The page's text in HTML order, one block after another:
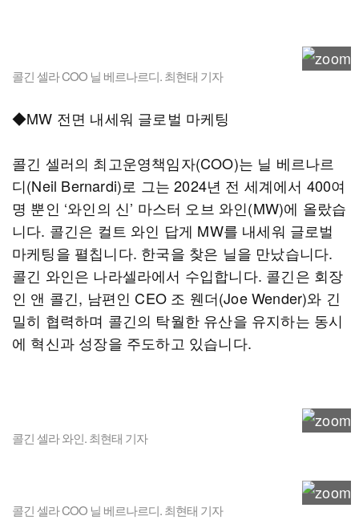
콜긴 셀라 COO 닐 베르나르디. 최현태 기자
◆MW 전면 내세워 글로벌 마케팅
콜긴 셀러의 최고운영책임자(COO)는 닐 베르나르
디(Neil Bernardi)로 그는 2024년 전 세계에서 400여
명 뿐인 ‘와인의 신’ 마스터 오브 와인(MW)에 올랐습
니다. 콜긴은 컬트 와인 답게 MW를 내세워 글로벌
마케팅을 펼칩니다. 한국을 찾은 닐을 만났습니다.
콜긴 와인은 나라셀라에서 수입합니다. 콜긴은 회장
인 앤 콜긴, 남편인 CEO 조 웬더(Joe Wender)와 긴
밀히 협력하며 콜긴의 탁월한 유산을 유지하는 동시
에 혁신과 성장을 주도하고 있습니다.
콜긴 셀라 와인. 최현태 기자
콜긴 셀라 COO 닐 베르나르디. 최현태 기자